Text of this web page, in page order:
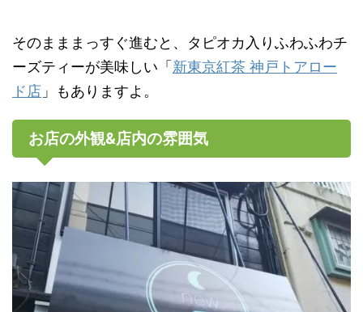
そのまままっすぐ進むと、タピオカ入りふわふわチ
ーズティーが美味しい「 新東京紅茶 神戸トアロー
ド店 」もありますよ。
お店の外観&店内の雰囲気